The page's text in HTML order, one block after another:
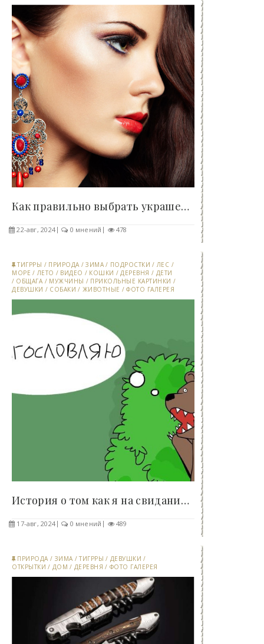
Как правильно выбрать украшение для девушки -..
22-авг, 2024 0 мнений 478
ТИГРРЫ / ПРИРОДА /ЗИМА / ПОДРОСТКИ / ЛЕС /
МОРЕ / ЛЕТО / ВИДЕО / КОШКИ / ДЕРЕВНЯ / ДЕТИ
/ ОБЩАГА / МУЖЧИНЫ / ПРИКОЛЬНЫЕ КАРТИНКИ /
ДЕВУШКИ / СОБАКИ / ЖИВОТНЫЕ /ФОТО ГАЛЕРЕЯ
История о том как я на свидание ходил - «Клуб -..
17-авг, 2024 0 мнений 489
ПРИРОДА / ЗИМА /ТИГРРЫ / ДЕВУШКИ /
ОТКРЫТКИ / ДОМ / ДЕРЕВНЯ / ФОТО ГАЛЕРЕЯ